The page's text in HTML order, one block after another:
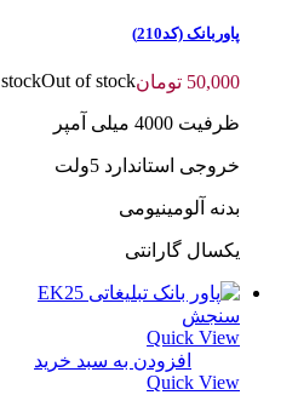
پاوربانک (کد210)
50,000 تومانOut of stock
ظرفیت 4000 میلی آمپر
خروجی استاندارد 5ولت
بدنه آلومینیومی
یکسال گارانتی
سنجش
Quick View
افزودن به سبد خرید
Quick View